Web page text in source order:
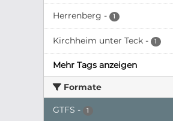
Herrenberg - 1
Kirchheim unter Teck - 1
Mehr Tags anzeigen
Formate
GTFS - 1